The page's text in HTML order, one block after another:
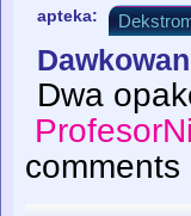
apteka:
Dwa
comments